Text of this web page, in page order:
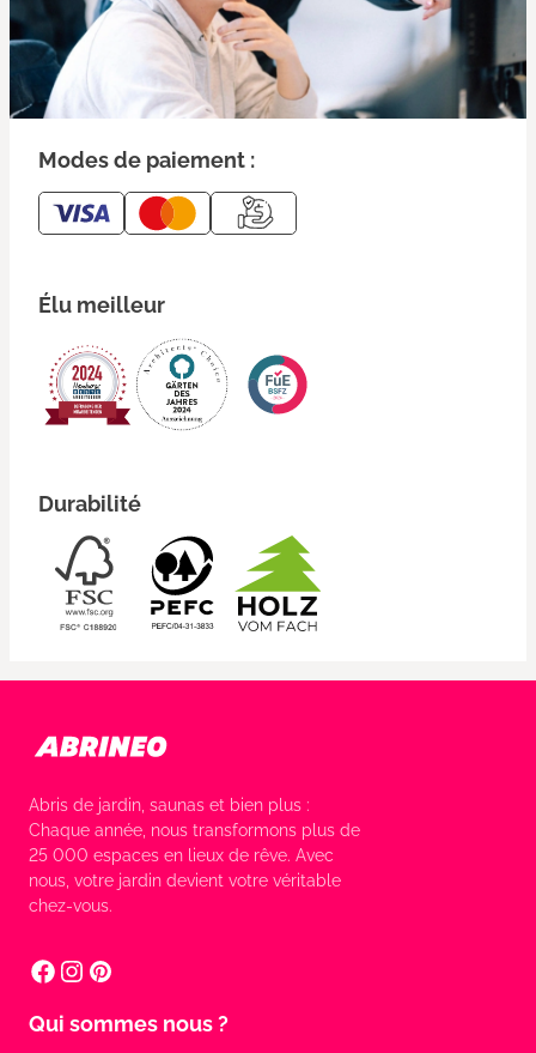
Modes de paiement :
Élu meilleur
Durabilité
Abris de jardin, saunas et bien plus :
Chaque année, nous transformons plus de
25 000 espaces en lieux de rêve. Avec
nous, votre jardin devient votre véritable
chez-vous.
Qui sommes nous ?